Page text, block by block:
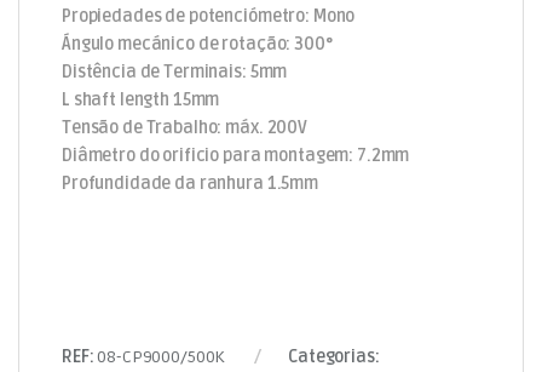
Propiedades de potenciómetro: Mono
Ángulo mecánico de rotação: 300°
Distência de Terminais: 5mm
L shaft length 15mm
Tensão de Trabalho: máx. 200V
Diâmetro do orificio para montagem: 7.2mm
Profundidade da ranhura 1.5mm
REF:08-CP9000/500K
Categorias: